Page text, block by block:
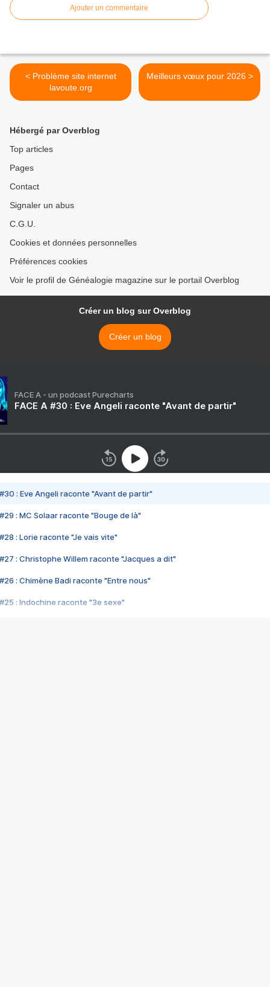
Ajouter un commentaire
< Problème site internet
lavoute.org
Meilleurs vœux pour 2026 >
Hébergé par Overblog
Top articles
Pages
Contact
Signaler un abus
C.G.U.
Cookies et données personnelles
Préférences cookies
Voir le profil de Généalogie magazine sur le portail Overblog
Créer un blog sur Overblog
Créer un blog
FACE A - un podcast Purecharts
FACE A #30 : Eve Angeli raconte "Avant de partir"
#30 : Eve Angeli raconte "Avant de partir"
#29 : MC Solaar raconte "Bouge de là"
#28 : Lorie raconte "Je vais vite"
#27 : Christophe Willem raconte "Jacques a dit"
#26 : Chimène Badi raconte "Entre nous"
#25 : Indochine raconte "3e sexe"